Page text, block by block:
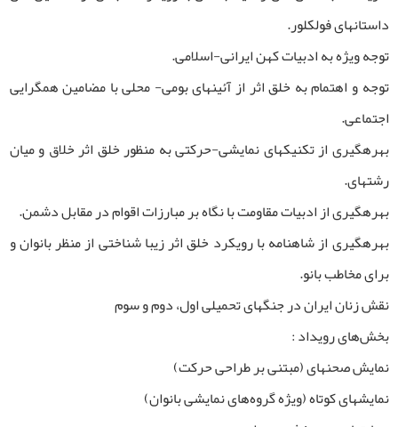
داستان­های فولکلور.
توجه ویژه به ادبیات کهن ایرانی-اسلامی.
توجه و اهتمام به خلق اثر از آئین­های بومی- محلی با مضامین همگرایی
اجتماعی.
بهره­گیری از تکنیک­های نمایشی-حرکتی به منظور خلق اثر خلاق و میان
رشته­ای.
بهره­گیری از ادبیات مقاومت با نگاه بر مبارزات اقوام در مقابل دشمن.
بهره­گیری از شاهنامه با رویکرد خلق اثر زیبا شناختی از منظر بانوان و
برای مخاطب بانو.
نقش زنان ایران در جنگ­های تحمیلی اول، دوم و سوم
بخش‌های رویداد :
نمایش صحنه­ای (مبتنی بر طراحی حرکت)
نمایش­های کوتاه (ویژه گروه‌های نمایشی بانوان)